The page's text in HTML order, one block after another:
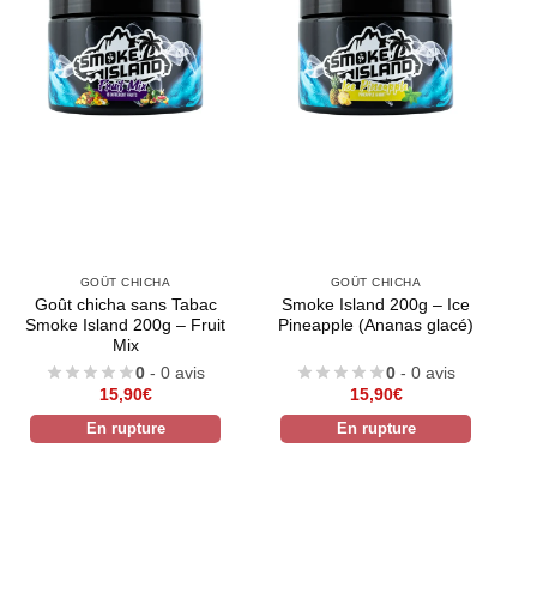
GOÛT CHICHA
Goût chicha sans Tabac
Smoke Island 200g – Fruit
Mix
0 - 0 avis
15,90€
En rupture
GOÛT CHICHA
Smoke Island 200g – Ice
Pineapple (Ananas glacé)
0 - 0 avis
15,90€
En rupture